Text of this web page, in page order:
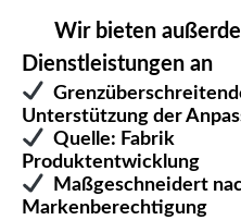
Wir bieten
Dienstleistungen an
Unterstützung der
Quelle:
Produktentwicklung
Markenberechtigung